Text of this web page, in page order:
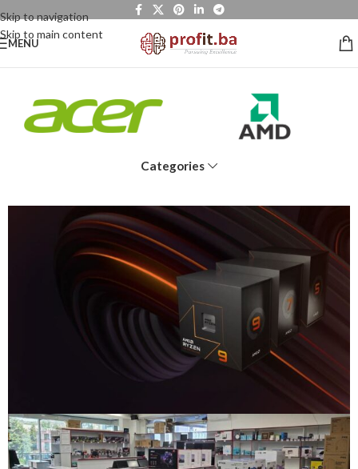
Skip to navigation
Skip to main content
MENU
Categories
Snaga radnih stanica nikada nije bila povoljnija